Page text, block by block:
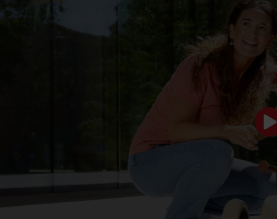
ligesom på en normal
Buzzy. I "skubbe"-
positionen er pedalerne
med en nem at bruge
styrlås, så du kan bruge
den som barnevogn sikkert
aktiveret, kan barnet ikke
længere styre, og